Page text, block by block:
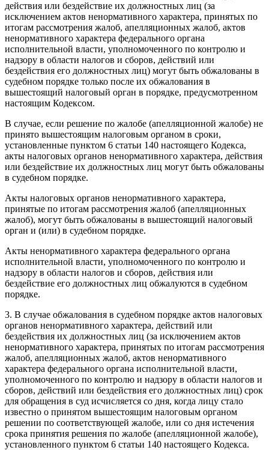
действия или бездействие их должностных лиц (за
исключением актов ненормативного характера, принятых по
итогам рассмотрения жалоб, апелляционных жалоб, актов
ненормативного характера федерального органа
исполнительной власти, уполномоченного по контролю и
надзору в области налогов и сборов, действий или
бездействия его должностных лиц) могут быть обжалованы в
судебном порядке только после их обжалования в
вышестоящий налоговый орган в порядке, предусмотренном
настоящим Кодексом.
В случае, если решение по жалобе (апелляционной жалобе) не
принято вышестоящим налоговым органом в сроки,
установленные пунктом 6 статьи 140 настоящего Кодекса,
акты налоговых органов ненормативного характера, действия
или бездействие их должностных лиц могут быть обжалованы
в судебном порядке.
Акты налоговых органов ненормативного характера,
принятые по итогам рассмотрения жалоб (апелляционных
жалоб), могут быть обжалованы в вышестоящий налоговый
орган и (или) в судебном порядке.
Акты ненормативного характера федерального органа
исполнительной власти, уполномоченного по контролю и
надзору в области налогов и сборов, действия или
бездействие его должностных лиц обжалуются в судебном
порядке.
3. В случае обжалования в судебном порядке актов налоговых
органов ненормативного характера, действий или
бездействия их должностных лиц (за исключением актов
ненормативного характера, принятых по итогам рассмотрения
жалоб, апелляционных жалоб, актов ненормативного
характера федерального органа исполнительной власти,
уполномоченного по контролю и надзору в области налогов и
сборов, действий или бездействия его должностных лиц) срок
для обращения в суд исчисляется со дня, когда лицу стало
известно о принятом вышестоящим налоговым органом
решении по соответствующей жалобе, или со дня истечения
срока принятия решения по жалобе (апелляционной жалобе),
установленного пунктом 6 статьи 140 настоящего Кодекса.